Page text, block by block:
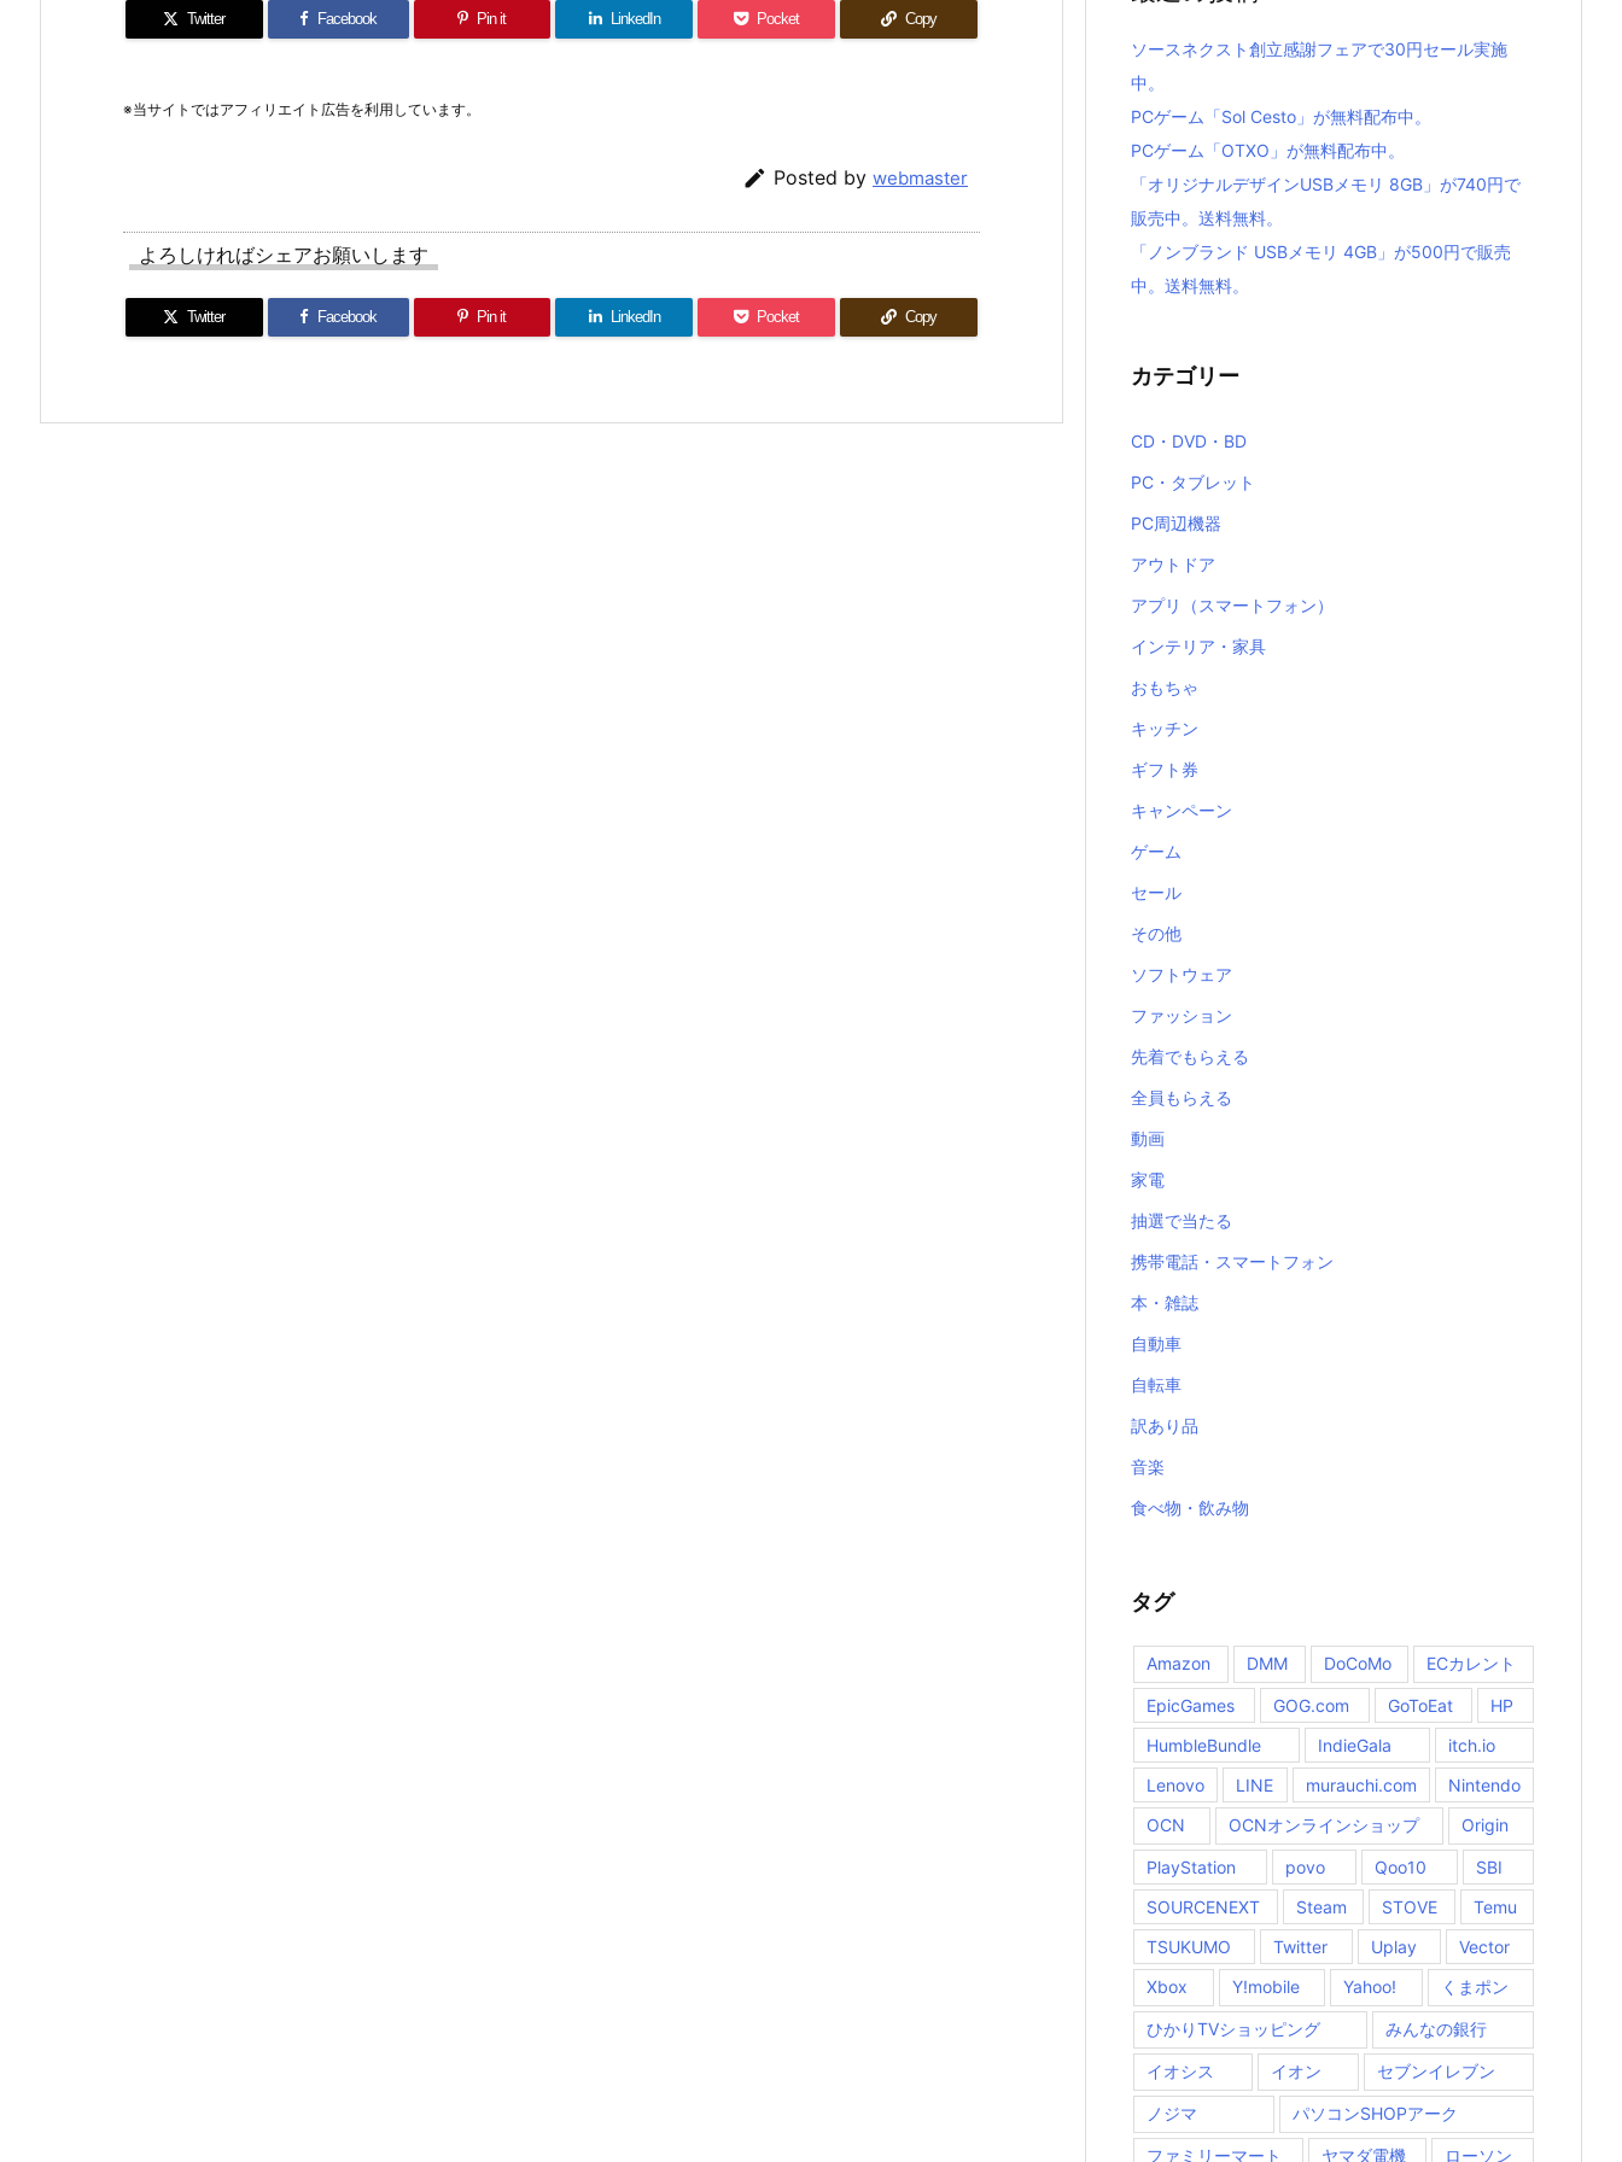
Twitter Facebook Pin it LinkedIn Pocket Copy
※当サイトではアフィリエイト広告を利用しています。
 Posted by webmaster
よろしければシェアお願いします
Twitter Facebook Pin it LinkedIn Pocket Copy
ソースネクスト創立感謝フェアで30円セール実施
中。
PCゲーム「Sol Cesto」が無料配布中。
PCゲーム「OTXO」が無料配布中。
「オリジナルデザインUSBメモリ 8GB」が740円で
販売中。送料無料。
「ノンブランド USBメモリ 4GB」が500円で販売
中。送料無料。
カテゴリー
CD・DVD・BD
PC・タブレット
PC周辺機器
アウトドア
アプリ（スマートフォン）
インテリア・家具
おもちゃ
キッチン
ギフト券
キャンペーン
ゲーム
セール
その他
ソフトウェア
ファッション
先着でもらえる
全員もらえる
動画
家電
抽選で当たる
携帯電話・スマートフォン
本・雑誌
自動車
自転車
訳あり品
音楽
食べ物・飲み物
タグ
Amazon DMM DoCoMo ECカレント
EpicGames GOG.com GoToEat
HP
HumbleBundle
IndieGala
itch.io
Lenovo
LINE murauchi.com
Nintendo
OCN
OCNオンラインショップ Origin
PlayStation povo Qoo10
SBI
SOURCENEXT
Steam STOVE
Temu
TSUKUMO
Twitter Uplay
Vector
Xbox
Y!mobile Yahoo! くまポン
ひかりTVショッピング みんなの銀行
イオシス イオン セブンイレブン
ノジマ パソコンSHOPアーク
ファミリーマート ヤマダ電機 ローソン